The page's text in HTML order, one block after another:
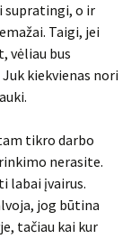
supratingi, o ir
Taigi, jei
vėliau bus
kiekvienas nori
tikro darbo
nerasite.
labai įvairus.
jog būtina
tačiau kai kur